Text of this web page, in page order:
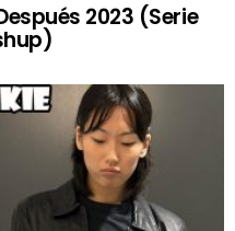
2023 (Serie